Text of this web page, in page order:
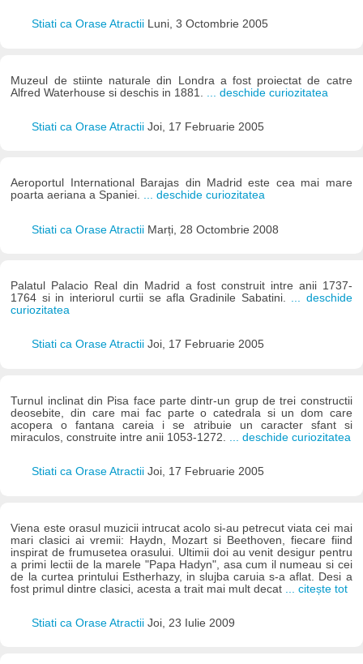
Stiati ca Orase Atractii Luni, 3 Octombrie 2005
Muzeul de stiinte naturale din Londra a fost proiectat de catre
Alfred Waterhouse si deschis in 1881.
... deschide curiozitatea
Stiati ca Orase Atractii Joi, 17 Februarie 2005
Aeroportul International Barajas din Madrid este cea mai mare
poarta aeriana a Spaniei. ... deschide curiozitatea
Stiati ca Orase Atractii Marți, 28 Octombrie 2008
Palatul Palacio Real din Madrid a fost construit intre anii 1737-
1764 si in interiorul curtii se afla Gradinile Sabatini. ... deschide
curiozitatea
Stiati ca Orase Atractii Joi, 17 Februarie 2005
Turnul inclinat din Pisa face parte dintr-un grup de trei constructii
deosebite, din care mai fac parte o catedrala si un dom care
acopera o fantana careia i se atribuie un caracter sfant si
miraculos, construite intre anii 1053-1272.
... deschide curiozitatea
Stiati ca Orase Atractii Joi, 17 Februarie 2005
Viena este orasul muzicii intrucat acolo si-au petrecut viata cei mai
mari clasici ai vremii: Haydn, Mozart si Beethoven, fiecare fiind
inspirat de frumusetea orasului. Ultimii doi au venit desigur pentru
a primi lectii de la marele "Papa Hadyn", asa cum il numeau si cei
de la curtea printului Estherhazy, in slujba caruia s-a aflat. Desi a
fost primul dintre clasici, acesta a trait mai mult decat
... citește tot
Stiati ca Orase Atractii Joi, 23 Iulie 2009